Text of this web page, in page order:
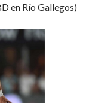
en Río Gallegos)